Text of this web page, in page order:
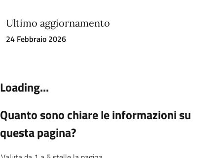
Ultimo aggiornamento
24 Febbraio 2026